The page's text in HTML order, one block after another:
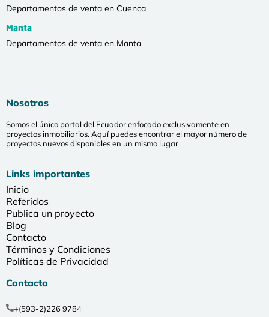
Departamentos de venta en Cuenca
Manta
Departamentos de venta en Manta
Nosotros
Somos el único portal del Ecuador enfocado exclusivamente en
proyectos inmobiliarios. Aquí puedes encontrar el mayor número de
proyectos nuevos disponibles en un mismo lugar
Links importantes
Inicio
Referidos
Publica un proyecto
Blog
Contacto
Términos y Condiciones
Políticas de Privacidad
Contacto
+(593-2)226 9784